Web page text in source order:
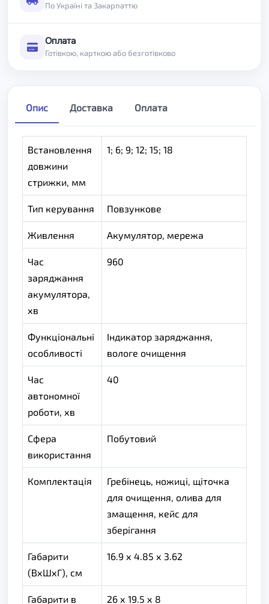
По Україні та Закарпаттю
Оплата
Готівкою, карткою або безготівково
Опис Доставка Оплата
Встановлення
довжини
стрижки, мм
1; 6; 9; 12; 15; 18
Тип керування Повзункове
Живлення Акумулятор, мережа
Час
заряджання
акумулятора,
хв
960
Функціональні
особливості
Індикатор заряджання,
вологе очищення
Час
автономної
роботи, хв
40
Сфера
використання
Побутовий
Комплектація
Гребінець, ножиці, щіточка
для очищення, олива для
змащення, кейс для
зберігання
Габарити
(ВхШхГ), см
16.9 х 4.85 х 3.62
Габарити в 26 х 19.5 х 8